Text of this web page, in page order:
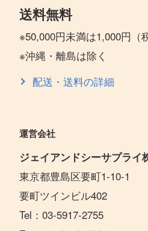
送料無料
※50,000円未満は1,000円（
※沖縄・離島は除く
配送・送料の詳細
運営会社
ジェイアンドシーサプライ
東京都豊島区要町1-10-1
要町ツインビル402
Tel：03-5917-2755